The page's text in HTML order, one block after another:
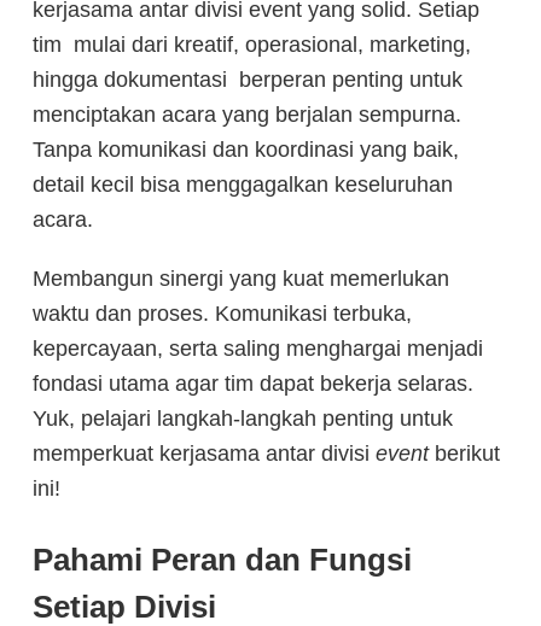
kerjasama antar divisi event yang solid. Setiap
tim mulai dari kreatif, operasional, marketing,
hingga dokumentasi berperan penting untuk
menciptakan acara yang berjalan sempurna.
Tanpa komunikasi dan koordinasi yang baik,
detail kecil bisa menggagalkan keseluruhan
acara.
Membangun sinergi yang kuat memerlukan
waktu dan proses. Komunikasi terbuka,
kepercayaan, serta saling menghargai menjadi
fondasi utama agar tim dapat bekerja selaras.
Yuk, pelajari langkah-langkah penting untuk
memperkuat kerjasama antar divisi eventberikut
ini!
Pahami Peran dan Fungsi
Setiap Divisi